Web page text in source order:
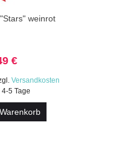
weinrot
€
Versandkosten
5 Tage